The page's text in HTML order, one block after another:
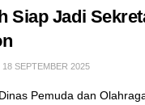
Siap Jadi
SEPTEMBER 2025
Pemuda dan